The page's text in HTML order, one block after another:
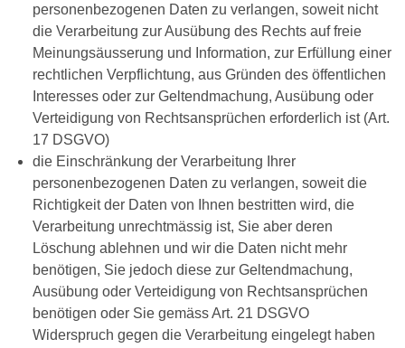
personenbezogenen Daten zu verlangen, soweit nicht
die Verarbeitung zur Ausübung des Rechts auf freie
Meinungsäusserung und Information, zur Erfüllung einer
rechtlichen Verpflichtung, aus Gründen des öffentlichen
Interesses oder zur Geltendmachung, Ausübung oder
Verteidigung von Rechtsansprüchen erforderlich ist (Art.
17 DSGVO)
die Einschränkung der Verarbeitung Ihrer
personenbezogenen Daten zu verlangen, soweit die
Richtigkeit der Daten von Ihnen bestritten wird, die
Verarbeitung unrechtmässig ist, Sie aber deren
Löschung ablehnen und wir die Daten nicht mehr
benötigen, Sie jedoch diese zur Geltendmachung,
Ausübung oder Verteidigung von Rechtsansprüchen
benötigen oder Sie gemäss Art. 21 DSGVO
Widerspruch gegen die Verarbeitung eingelegt haben